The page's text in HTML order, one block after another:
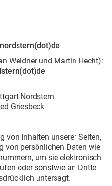
Weidner und Martin Hecht):
Nordstern
Griesbeck
von Inhalten unserer Seiten,
von persönlichen Daten wie
um sie elektronisch
oder sonstwie an Dritte
untersagt.